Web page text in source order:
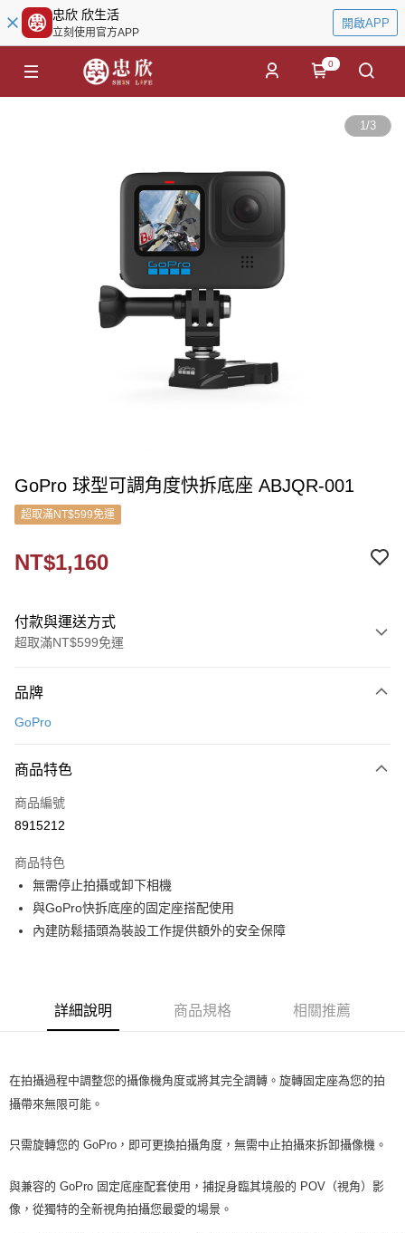
忠欣 欣生活
立刻使用官方APP
開啟APP
0
1/3
GoPro 球型可調角度快拆底座 ABJQR-001
超取滿NT$599免運
NT$1,160
付款與運送方式
超取滿NT$599免運
信用卡一次付款
3 期 0 利率 每期
合作金庫商業銀行
上海商業儲蓄銀行
臺灣中小企業銀行
匯豐（台灣）商業銀行
聯邦商業銀行
遠東國際商業銀行
元大商業銀行
永豐商業銀行
合作金庫商業銀行
上海商業儲蓄銀行
國泰世華商業銀行
匯豐（台灣）商業銀行
華泰商業銀行
聯邦商業銀行
遠東國際商業銀行
台灣樂天信用卡公司
超商取貨付款
LINE Pay
Apple Pay
街口支付
每筆NT$60，滿NT$599(含以上)免運費
7-11取貨付款
每筆NT$60，滿NT$599(含以上)免運費
品牌
GoPro
商品特色
商品編號
8915212
商品特色
無需停止拍攝或卸下相機
與GoPro快拆底座的固定座搭配使用
內建防鬆插頭為裝設工作提供額外的安全保障
詳細說明 商品規格 相關推薦
在拍攝過程中調整您的攝像機角度或將其完全調轉。旋轉固定座為您的拍
攝帶來無限可能。
只需旋轉您的 GoPro，即可更換拍攝角度，無需中止拍攝來拆卸攝像機。
與兼容的 GoPro 固定底座配套使用，捕捉身臨其境般的 POV（視角）影
像，從獨特的全新視角拍攝您最愛的場景。